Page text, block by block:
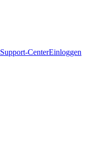
Support-CenterEinloggen